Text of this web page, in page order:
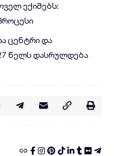
ექიმებს:
ცენტრი და
წელს დასრულდება